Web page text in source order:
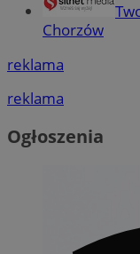
Chorzów
reklama
reklama
Ogłoszenia